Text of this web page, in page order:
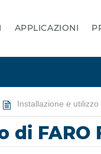
APPLICAZIONI
Installazione e utilizzo
di FARO